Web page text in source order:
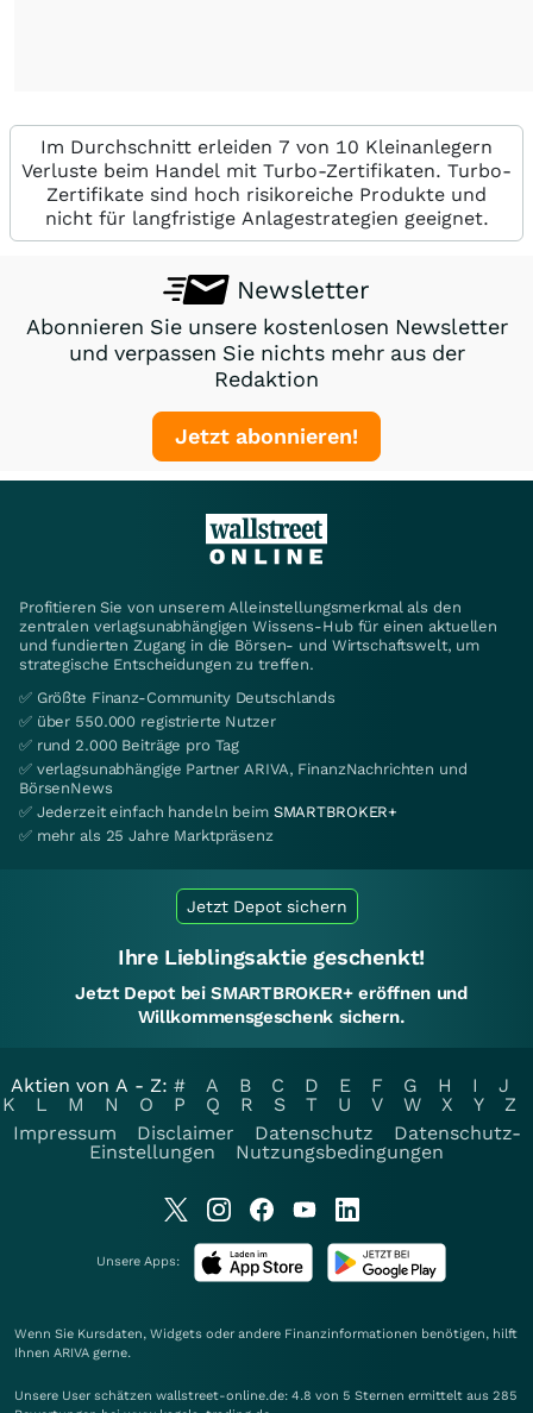
Im Durchschnitt erleiden 7 von 10 Kleinanlegern
Verluste beim Handel mit Turbo-Zertifikaten. Turbo-
Zertifikate sind hoch risikoreiche Produkte und
nicht für langfristige Anlagestrategien geeignet.
Newsletter
Abonnieren Sie unsere kostenlosen Newsletter
und verpassen Sie nichts mehr aus der
Redaktion
Jetzt abonnieren!
Profitieren Sie von unserem Alleinstellungsmerkmal als den
zentralen verlagsunabhängigen Wissens-Hub für einen aktuellen
und fundierten Zugang in die Börsen- und Wirtschaftswelt, um
strategische Entscheidungen zu treffen.
✅ Größte Finanz-Community Deutschlands
✅ über 550.000 registrierte Nutzer
✅ rund 2.000 Beiträge pro Tag
✅ verlagsunabhängige Partner ARIVA, FinanzNachrichten und
BörsenNews
✅ Jederzeit einfach handeln beim SMARTBROKER+
✅ mehr als 25 Jahre Marktpräsenz
Jetzt Depot sichern
Ihre Lieblingsaktie geschenkt!
Jetzt Depot bei SMARTBROKER+ eröffnen und
Willkommensgeschenk sichern.
Aktien von A - Z: # A B C D E F G H I
J
K
L M N O P Q R S T U V W X Y
Z
Impressum
Disclaimer Datenschutz
Datenschutz-
Einstellungen
Nutzungsbedingungen
Unsere Apps:
Wenn Sie Kursdaten, Widgets oder andere Finanzinformationen benötigen, hilft
Ihnen ARIVA gerne.
Unsere User schätzen wallstreet-online.de: 4.8 von 5 Sternen ermittelt aus 285